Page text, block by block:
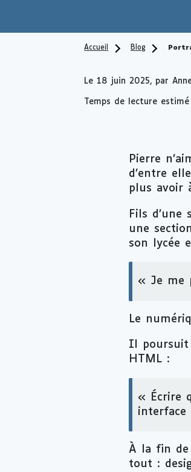
Accueil Blog
Le18 juin 2025, par
Temps de lecture
Pierre
d’entre
plus avoir
Fils
une
son lycée
« Je me
Le
Il poursuit
HTML :
« Écrire
interface
À la fin de
tout :